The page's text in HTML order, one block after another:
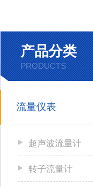
产品分类
PRODUCTS
流量仪表
超声波流量计
转子流量计